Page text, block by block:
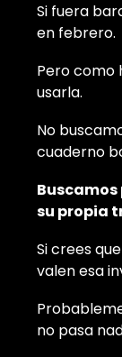
Si fuera
en febrero.
Pero como
usarla.
No
cuaderno
su propia
Si crees
valen esa
no pasa